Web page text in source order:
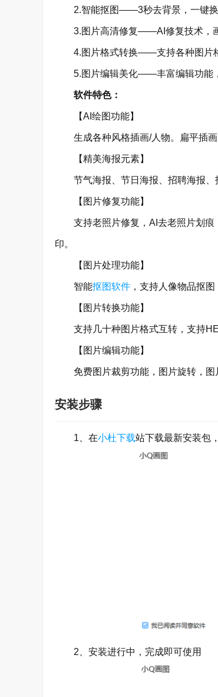
2.智能抠图——3秒去背景，一键换
3.图片高清修复——AI修复技术，画
4.图片格式转换——支持各种图片格
5.图片编辑美化——丰富编辑功能，
软件特色：
【AI绘图功能】
生成各种风格插画/人物。扁平插画
【精美海报元素】
节气海报、节日海报、招聘海报、
【图片修复功能】
支持老照片修复，AI去老照片划痕
印。
【图片处理功能】
智能抠图软件 ，支持人像物品抠
【图片转换功能】
支持几十种图片格式互转，支持
【图片编辑功能】
免费图片裁剪功能，图片旋转，图
安装步骤
1、在小杜下载站下载最新安装包
2、安装进行中，完成即可使用